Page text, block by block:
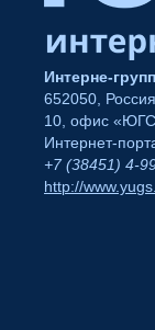
Интерне-
652050, Россия
10, офис
Интернет-
+7 (38451) 4-
http://